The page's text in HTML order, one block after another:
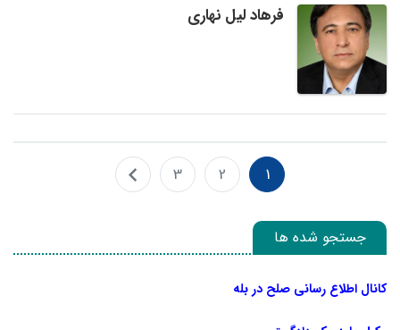
فرهاد لیل نهاری
1
2
3
جستجو شده ها
کانال اطلاع رسانی صلح در بله